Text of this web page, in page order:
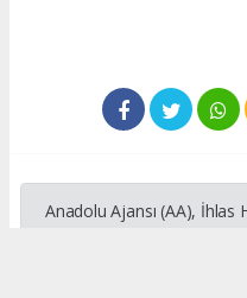
Anadolu Ajansı (AA), İhlas